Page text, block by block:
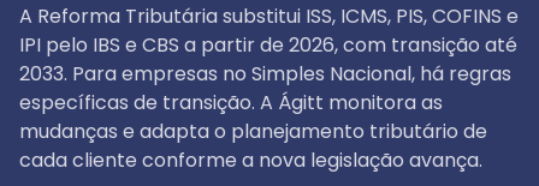
A Reforma Tributária substitui ISS, ICMS, PIS, COFINS e
IPI pelo IBS e CBS a partir de 2026, com transição até
2033. Para empresas no Simples Nacional, há regras
específicas de transição. A Ágitt monitora as
mudanças e adapta o planejamento tributário de
cada cliente conforme a nova legislação avança.